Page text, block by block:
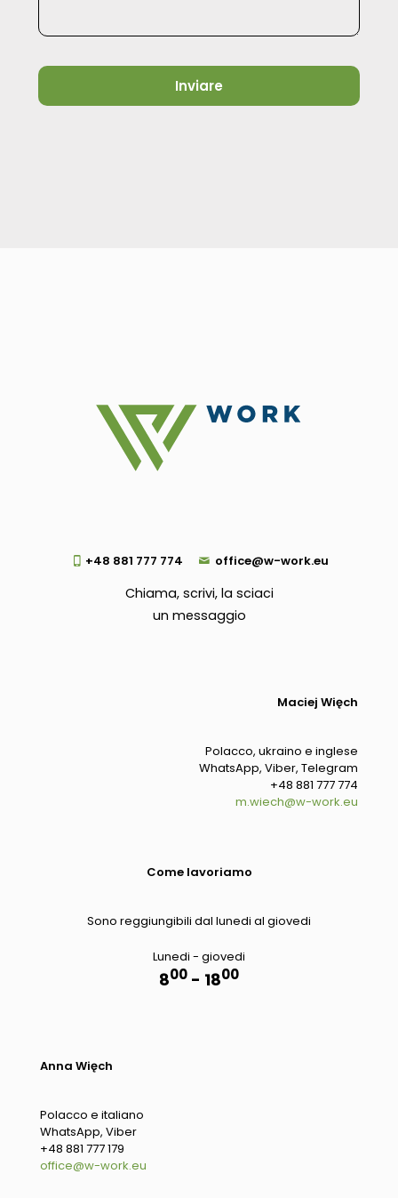
+48 881 777 774 office@w-work.eu
Chiama, scrivi, la sciaci
un messaggio
Maciej Więch
Polacco, ukraino e inglese
WhatsApp, Viber, Telegram
+48 881 777 774
m.wiech@w-work.eu
Come lavoriamo
Sono reggiungibili dal lunedi al giovedi
Lunedi - giovedi
800 - 1800
Anna Więch
Polacco e italiano
WhatsApp, Viber
+48 881 777 179
office@w-work.eu